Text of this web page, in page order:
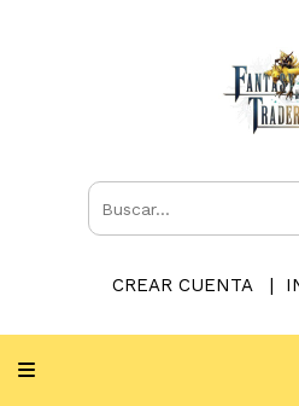
CREAR CUENTA